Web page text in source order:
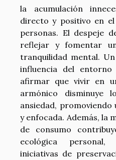
la acumulación
directo y positivo en
personas. El despeje
reflejar y fomentar
tranquilidad mental.
influencia del
afirmar que vivir en
armónico disminuye
ansiedad, promoviendo
y enfocada. Además, la
de consumo
ecológica
iniciativas de